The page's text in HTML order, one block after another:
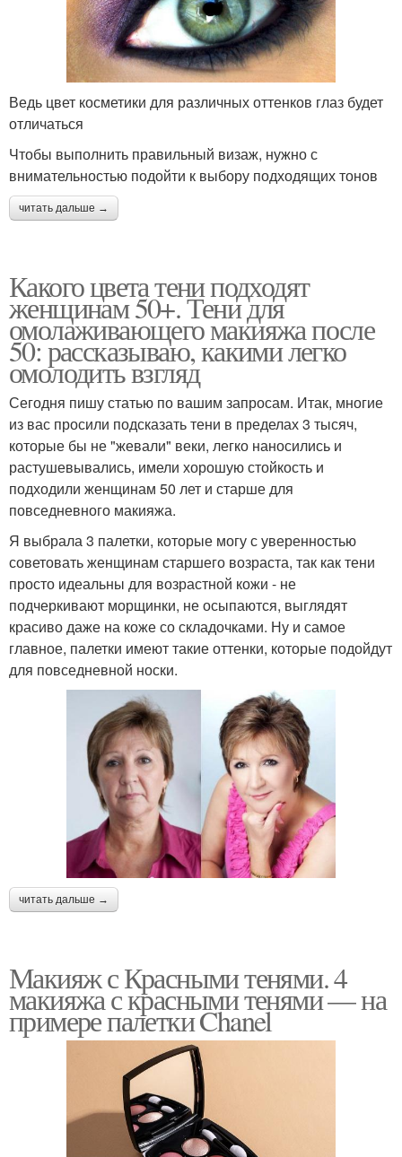
Ведь цвет косметики для различных оттенков глаз будет
отличаться
Чтобы выполнить правильный визаж, нужно с
внимательностью подойти к выбору подходящих тонов
читать дальше →
Какого цвета тени подходят
женщинам 50+. Тени для
омолаживающего макияжа после
50: рассказываю, какими легко
омолодить взгляд
Сегодня пишу статью по вашим запросам. Итак, многие
из вас просили подсказать тени в пределах 3 тысяч,
которые бы не "жевали" веки, легко наносились и
растушевывались, имели хорошую стойкость и
подходили женщинам 50 лет и старше для
повседневного макияжа.
Я выбрала 3 палетки, которые могу с уверенностью
советовать женщинам старшего возраста, так как тени
просто идеальны для возрастной кожи - не
подчеркивают морщинки, не осыпаются, выглядят
красиво даже на коже со складочками. Ну и самое
главное, палетки имеют такие оттенки, которые подойдут
для повседневной носки.
читать дальше →
Макияж с Красными тенями. 4
макияжа с красными тенями — на
примере палетки Chanel